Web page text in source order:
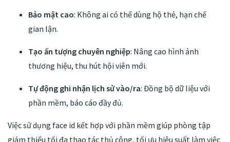
Bảo mật cao: Không ai có thể dùng hộ thẻ, hạn chế
gian lận.
Tạo ấn tượng chuyên nghiệp: Nâng cao hình ảnh
thương hiệu, thu hút hội viên mới.
Tự động ghi nhận lịch sử vào/ra: Đồng bộ dữ liệu với
phần mềm, báo cáo đầy đủ.
Việc sử dụng face id kết hợp với phần mềm giúp phòng tập
giảm thiểu tối đa thao tác thủ công, tối ưu hiệu suất làm việc